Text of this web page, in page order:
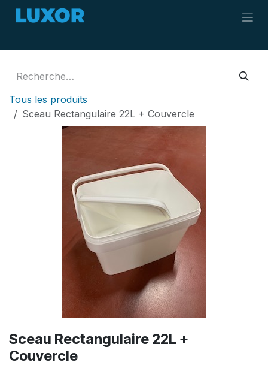
Se rendre au contenu
Tous les produits
Sceau Rectangulaire 22L + Couvercle
Sceau Rectangulaire 22L +
Couvercle